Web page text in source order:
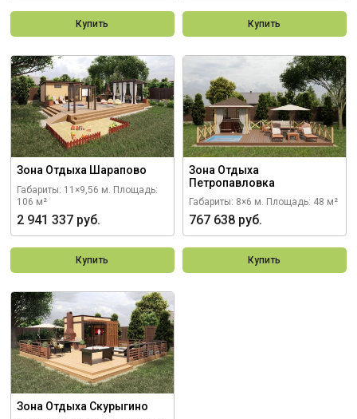
Купить Купить
Зона Отдыха Шарапово
Габариты: 11×9,56 м. Площадь:
106 м²
2 941 337 руб.
Купить
Зона Отдыха
Петропавловка
Габариты: 8×6 м. Площадь: 48 м²
767 638 руб.
Купить
Зона Отдыха Скурыгино